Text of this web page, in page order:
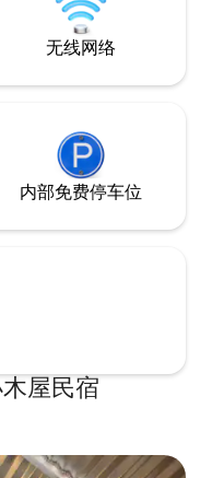
床，可供2个孩子
能卫生间，配有大
无线网络
内部免费停车位
屋民宿